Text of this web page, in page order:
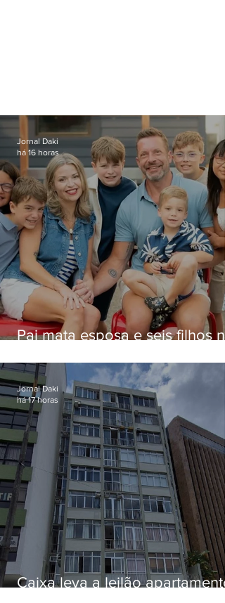
Pai mata esposa e seis filhos
Jornal Daki
há 16 horas
Caixa leva a leilão apartamento
Jornal Daki
há 17 horas